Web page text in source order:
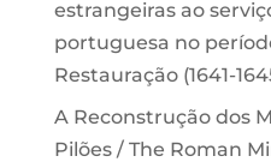
estrangeiras ao
portuguesa no
Restauração (1641-
A Reconstrução dos
Pilões / The Roman